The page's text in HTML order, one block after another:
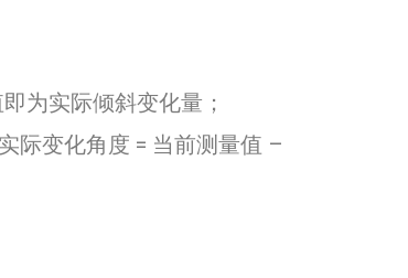
为实际倾斜变化量；
际变化角度 = 当前测量值 –